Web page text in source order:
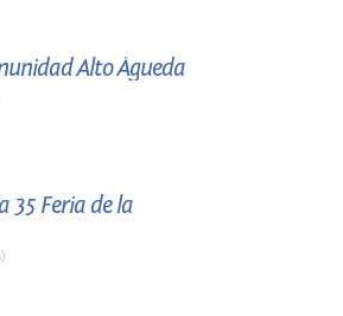
Alto Águeda
35 Feria de la